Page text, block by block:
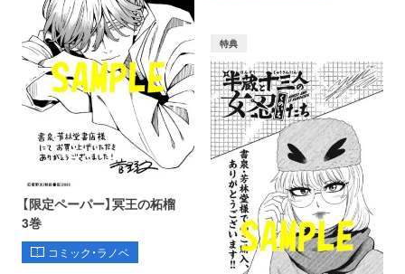
【限定ペーパー】冥王の柘榴
3巻
コミック・ラノベ
特典